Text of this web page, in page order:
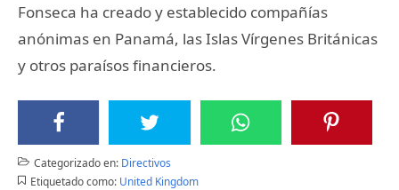
Fonseca ha creado y establecido compañías
anónimas en Panamá, las Islas Vírgenes Británicas
y otros paraísos financieros.
Categorizado en: Directivos
Etiquetado como: United Kingdom